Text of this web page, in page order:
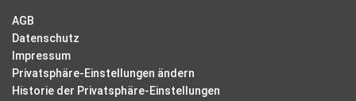
AGB
Datenschutz
Impressum
Privatsphäre-Einstellungen ändern
Historie der Privatsphäre-Einstellungen